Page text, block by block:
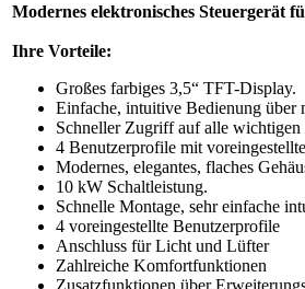
Modernes elektronisches Steuergerät
Ihre Vorteile:
Großes farbiges 3,5“ TFT-Display.
Einfache, intuitive Bedienung über
Schneller Zugriff auf alle wichtigen
4 Benutzerprofile mit
Modernes, elegantes, flaches
10 kW Schaltleistung.
Schnelle Montage, sehr einfache
4 voreingestellte Benutzerprofile
Anschluss für Licht und Lüfter
Zahlreiche Komfortfunktionen
Zusatzfunktionen über